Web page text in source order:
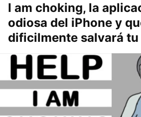
I am choking, la
odiosa del iPhone y
dificilmente salvará tu